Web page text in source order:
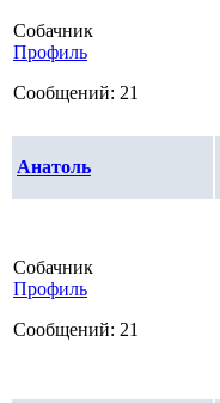
Собачник
Профиль
Сообщений: 21
Анатоль
Собачник
Профиль
Сообщений: 21